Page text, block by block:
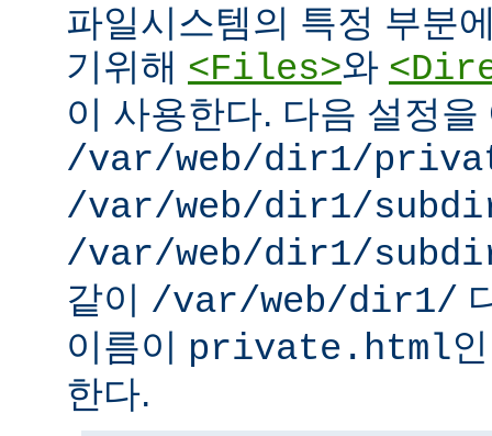
파일시스템의 특정 부분
기위해 <Files>와
이 사용한다. 다음 설정을
/var/web/dir1/
/var/web/dir1/
/var/web/dir1/
같이 /var/web/dir1/
이름이 private.html
한다.